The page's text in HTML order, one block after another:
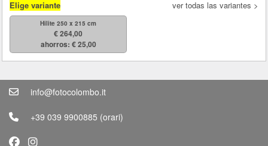
Elige variante ver todas las variantes >
Hilite 250 x 215 cm
€ 264,00
ahorros: € 25,00
info@fotocolombo.it
+39 039 9900885 (orari)